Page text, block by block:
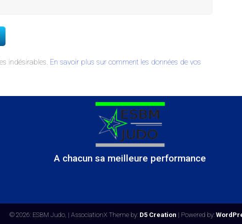
indésirables. En savoir plus sur comment les données de vos
A chacun sa meilleure performance
© 2026: ESBM Judo, | AssociationX Theme by: D5 Creation | Powered by: